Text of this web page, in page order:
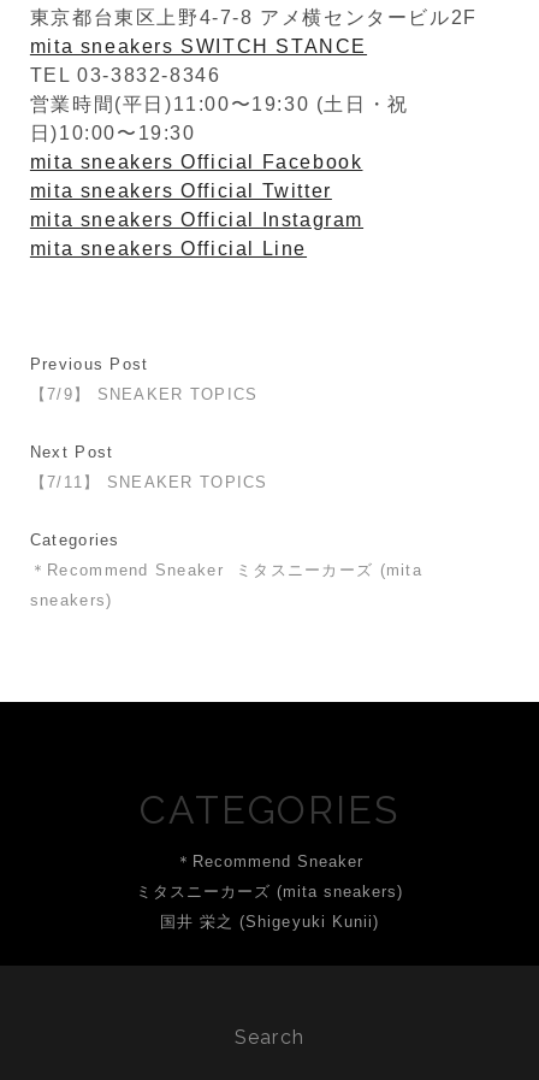
東京都台東区上野4-7-8 アメ横センタービル2F
mita sneakers SWITCH STANCE
TEL 03-3832-8346
営業時間(平日)11:00〜19:30 (土日・祝
日)10:00〜19:30
mita sneakers Official Facebook
mita sneakers Official Twitter
mita sneakers Official Instagram
mita sneakers Official Line
Previous Post
【7/9】 SNEAKER TOPICS
Next Post
【7/11】 SNEAKER TOPICS
Categories
＊Recommend Sneaker
ミタスニーカーズ (mita
sneakers)
CATEGORIES
＊Recommend Sneaker
ミタスニーカーズ (mita sneakers)
国井 栄之 (Shigeyuki Kunii)
Search